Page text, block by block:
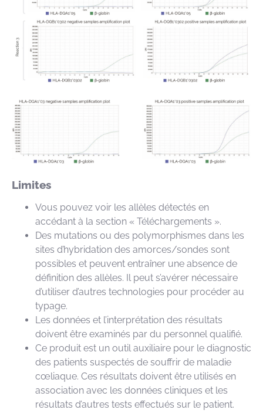
Limites
Vous pouvez voir les allèles détectés en
accédant à la section « Téléchargements ».
Des mutations ou des polymorphismes dans les
sites d’hybridation des amorces/sondes sont
possibles et peuvent entraîner une absence de
définition des allèles. Il peut s’avérer nécessaire
d’utiliser d’autres technologies pour procéder au
typage.
Les données et l’interprétation des résultats
doivent être examinés par du personnel qualifié.
Ce produit est un outil auxiliaire pour le diagnostic
des patients suspectés de souffrir de maladie
cœliaque. Ces résultats doivent être utilisés en
association avec les données cliniques et les
résultats d’autres tests effectués sur le patient.